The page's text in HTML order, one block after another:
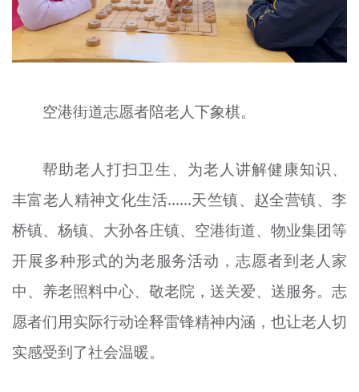
空港街道志愿者陪老人下象棋。
帮助老人打扫卫生、为老人讲解健康知识、
丰富老人精神文化生活……天竺镇、赵全营镇、李
桥镇、杨镇、大孙各庄镇、空港街道、物业集团等
开展多种形式的为老服务活动，志愿者到老人家
中、养老照料中心、敬老院，送关爱、送服务。志
愿者们用实际行动诠释雷锋精神内涵，也让老人切
实感受到了社会温暖。